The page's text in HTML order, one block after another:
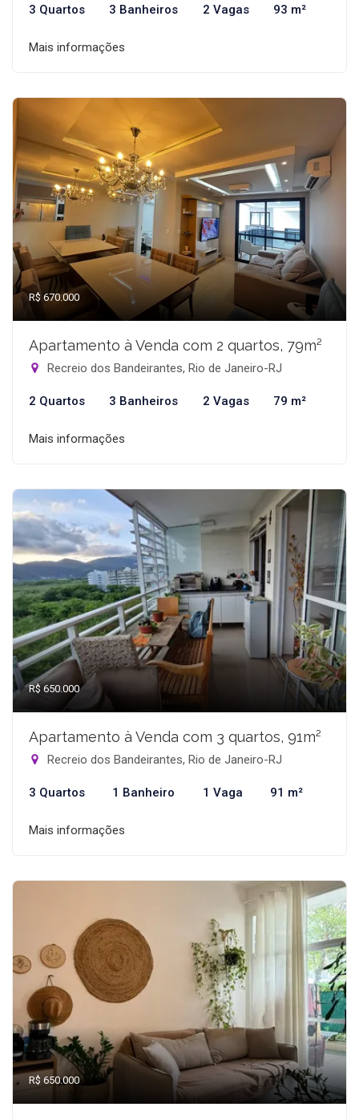
3 Quartos 3 Banheiros 2 Vagas 93 m²
Mais informações
R$ 670.000
Apartamento à Venda com 2 quartos, 79m²
Recreio dos Bandeirantes, Rio de Janeiro-RJ
2 Quartos 3 Banheiros 2 Vagas 79 m²
Mais informações
R$ 650.000
Apartamento à Venda com 3 quartos, 91m²
Recreio dos Bandeirantes, Rio de Janeiro-RJ
3 Quartos 1 Banheiro 1 Vaga 91 m²
Mais informações
R$ 650.000